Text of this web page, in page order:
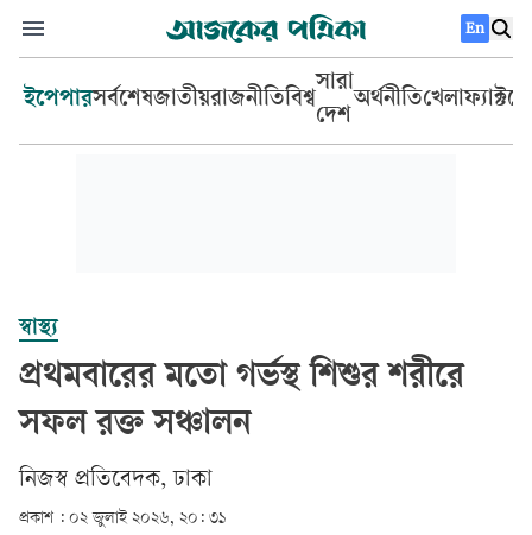
En
ইপেপারসর্বশেষজাতীয়রাজনীতিবিশ্ব
সারা
দেশ
অর্থনীতিখেলা
স্বাস্থ্য
প্রথমবারের মতো গর্ভস্থ শিশুর শরীরে
সফল রক্ত সঞ্চালন
‎নিজস্ব প্রতিবেদক, ঢাকা‎
প্রকাশ : ০২ জুলাই ২০২৬, ২০: ৩১